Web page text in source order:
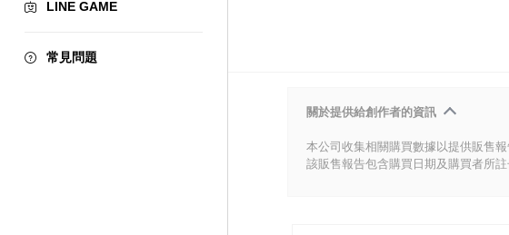
LINE GAME
常見問題
關於提供給創作者的資訊
本公司收集相關購買數據以提供販售報
該販售報告包含購買日期及購買者所